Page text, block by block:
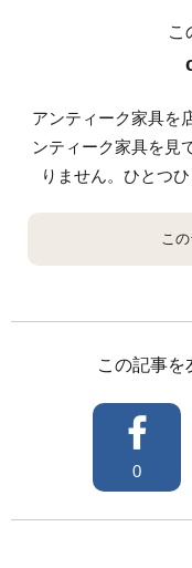
こ
こ
アンティーク家具を
ンティーク家具を見
りません。ひとつ
この記事を
0